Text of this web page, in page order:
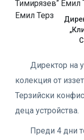
Директор на
колекция от
Терзийски
деца устройства.
Преди 4 дни